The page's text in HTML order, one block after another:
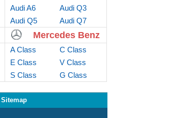
Audi A6
Audi Q3
Audi Q5
Audi Q7
Mercedes Benz
A Class
C Class
E Class
V Class
S Class
G Class
Sitemap